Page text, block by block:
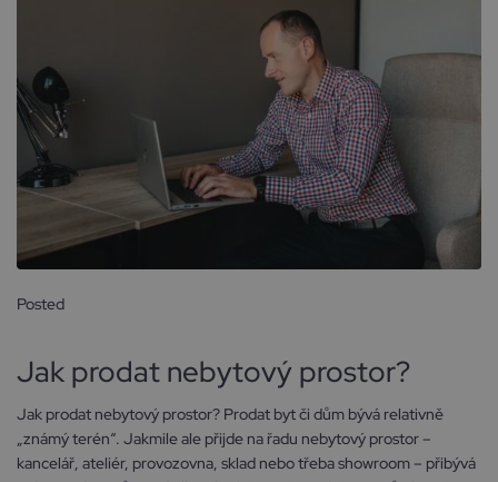
Posted
Jak prodat nebytový prostor?
Jak prodat nebytový prostor? Prodat byt či dům bývá relativně
„známý terén“. Jakmile ale přijde na řadu nebytový prostor –
kancelář, ateliér, provozovna, sklad nebo třeba showroom – přibývá